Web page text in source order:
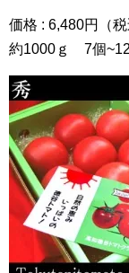
価格 : 6,480円（税
約1000ｇ 7個~12